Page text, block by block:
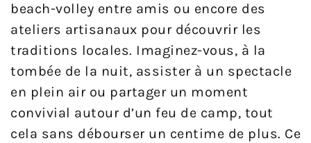
beach-volley entre amis ou encore des
ateliers artisanaux pour découvrir les
traditions locales. Imaginez-vous, à la
tombée de la nuit, assister à un spectacle
en plein air ou partager un moment
convivial autour d’un feu de camp, tout
cela sans débourser un centime de plus. Ce